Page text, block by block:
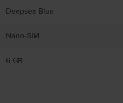
Deepsea Blue
Nano-SIM
6 GB